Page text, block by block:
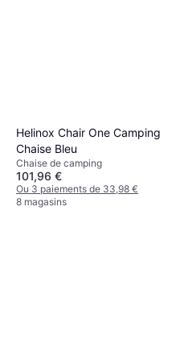
Helinox Chair One Camping
Chaise Bleu
Chaise de camping
101,96 €
Ou 3 paiements de 33,98 €
8 magasins